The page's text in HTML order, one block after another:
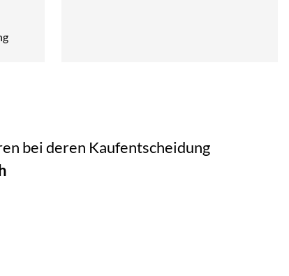
bei deren Kaufentscheidung